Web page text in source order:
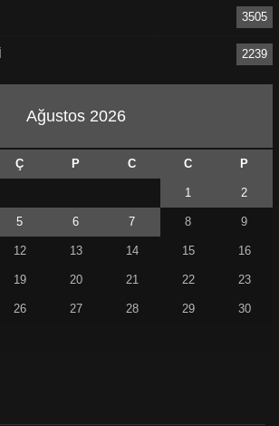
3505
2239
Ağustos 2026
Ç P C C P
1 2
5 6 7 8 9
12 13 14 15 16
19 20 21 22 23
26 27 28 29 30